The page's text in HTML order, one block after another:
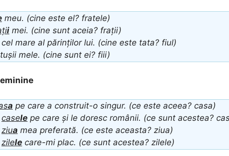
meu. (cine este el? fratele)
i mei. (cine sunt aceia? frații)
cel mare al părinților lui. (cine este tata? fiul)
mele. (cine sunt ei? fiii)
a pe care a construit-o singur. (ce este aceea? casa)
casele pe care și le doresc românii. (ce sunt acestea?
ziua mea preferată. (ce este aceasta? ziua)
zilele care-mi plac. (ce sunt acestea? zilele)